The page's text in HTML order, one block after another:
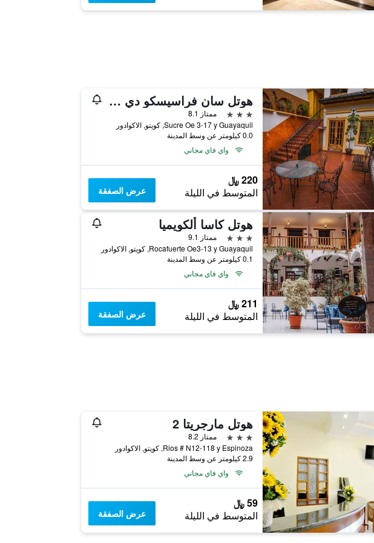
هوتل سان فراسيسكو دي كيتو
3 نجوم
ممتاز 8.1
Sucre Oe 3-17 y Guayaquil, كويتو, الاكوادور
0.0 كيلومتر عن وسط المدينة
واي فاي مجاني
220 ﷼
المتوسط في الليلة عرض الصفقة
هوتل كاسا ألكويميا
3 نجوم
ممتاز 9.1
Rocafuerte Oe3-13 y Guayaquil, كويتو, الاكوادور
0.1 كيلومتر عن وسط المدينة
واي فاي مجاني
211 ﷼
المتوسط في الليلة عرض الصفقة
هوتل مارجريتا 2
3 نجوم
ممتاز 8.2
Rios # N12-118 y Espinoza, كويتو, الاكوادور
2.9 كيلومتر عن وسط المدينة
واي فاي مجاني
59 ﷼
المتوسط في الليلة عرض الصفقة